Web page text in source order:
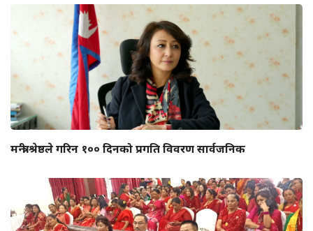
मन्त्री श्रेष्ठले गरिन १०० दिनको प्रगति विवरण सार्वजनिक